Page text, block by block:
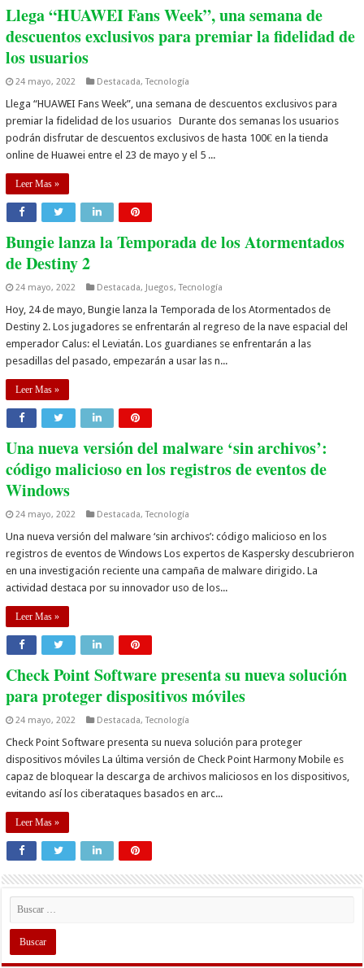
Llega “HUAWEI Fans Week”, una semana de
descuentos exclusivos para premiar la fidelidad de
los usuarios
24 mayo, 2022 Destacada,Tecnología
Llega “HUAWEI Fans Week”, una semana de descuentos exclusivos para
premiar la fidelidad de los usuarios Durante dos semanas los usuarios
podrán disfrutar de descuentos exclusivos de hasta 100€ en la tienda
online de Huawei entre el 23 de mayo y el 5 ...
Leer Mas »
Bungie lanza la Temporada de los Atormentados
de Destiny 2
24 mayo, 2022 Destacada, Juegos,Tecnología
Hoy, 24 de mayo, Bungie lanza la Temporada de los Atormentados de
Destiny 2. Los jugadores se enfrentarán al regreso de la nave espacial del
emperador Calus: el Leviatán. Los guardianes se enfrentarán a las
pesadillas del pasado, empezarán a usar las n...
Leer Mas »
Una nueva versión del malware ‘sin archivos’:
código malicioso en los registros de eventos de
Windows
24 mayo, 2022 Destacada,Tecnología
Una nueva versión del malware ‘sin archivos’: código malicioso en los
registros de eventos de Windows Los expertos de Kaspersky descubrieron
en una investigación reciente una campaña de malware dirigido. La
actividad destaca por su innovador uso de los...
Leer Mas »
Check Point Software presenta su nueva solución
para proteger dispositivos móviles
24 mayo, 2022 Destacada,Tecnología
Check Point Software presenta su nueva solución para proteger
dispositivos móviles La última versión de Check Point Harmony Mobile es
capaz de bloquear la descarga de archivos maliciosos en los dispositivos,
evitando así los ciberataques basados en arc...
Leer Mas »